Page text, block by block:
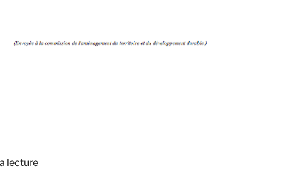
lecture